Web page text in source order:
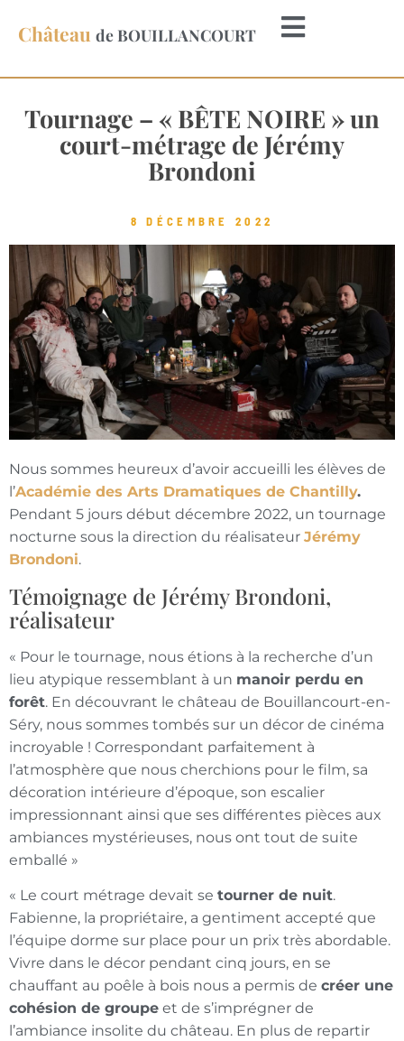
Château de BOUILLANCOURT
Tournage – « BÊTE NOIRE » un
court-métrage de Jérémy
Brondoni
8 DÉCEMBRE 2022
Nous sommes heureux d’avoir accueilli les élèves de
l’Académie des Arts Dramatiques de Chantilly.
Pendant 5 jours début décembre 2022, un tournage
nocturne sous la direction du réalisateur Jérémy
Brondoni.
Témoignage de Jérémy Brondoni,
réalisateur
« Pour le tournage, nous étions à la recherche d’un
lieu atypique ressemblant à un manoir perdu en
forêt. En découvrant le château de Bouillancourt-en-
Séry, nous sommes tombés sur un décor de cinéma
incroyable ! Correspondant parfaitement à
l’atmosphère que nous cherchions pour le film, sa
décoration intérieure d’époque, son escalier
impressionnant ainsi que ses différentes pièces aux
ambiances mystérieuses, nous ont tout de suite
emballé »
« Le court métrage devait se tourner de nuit.
Fabienne, la propriétaire, a gentiment accepté que
l’équipe dorme sur place pour un prix très abordable.
Vivre dans le décor pendant cinq jours, en se
chauffant au poêle à bois nous a permis de créer une
cohésion de groupe et de s’imprégner de
l’ambiance insolite du château. En plus de repartir